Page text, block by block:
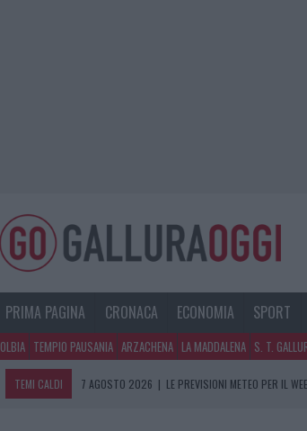
PRIMA PAGINA CRONACA ECONOMIA SPORT
OLBIA TEMPIO PAUSANIA ARZACHENA LA MADDALENA S. T.
TEMI CALDI 7 AGOSTO 2026 | LE PREVISIONI METEO PER IL